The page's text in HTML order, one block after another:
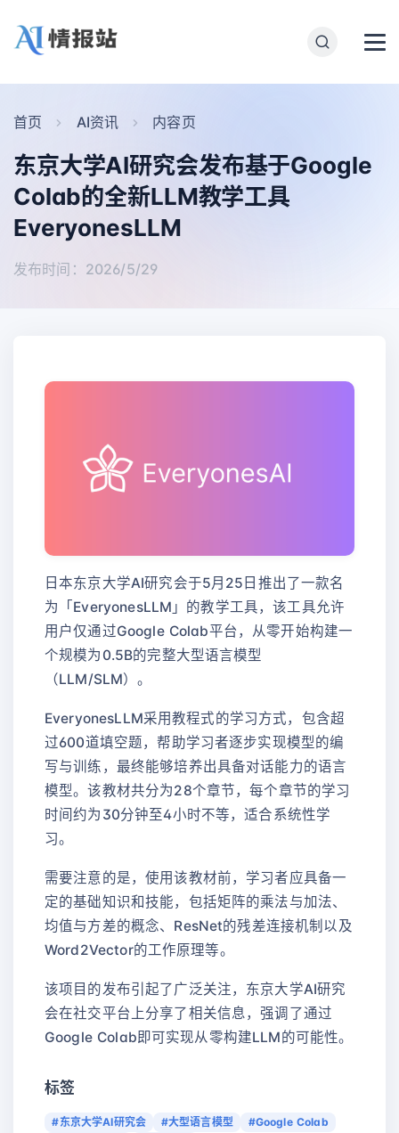
首页 AI资讯 内容页
东京大学AI研究会发布基于Google
Colab的全新LLM教学工具
EveryonesLLM
发布时间：2026/5/29
日本东京大学AI研究会于5月25日推出了一款名
为「EveryonesLLM」的教学工具，该工具允许
用户仅通过Google Colab平台，从零开始构建一
个规模为0.5B的完整大型语言模型
（LLM/SLM）。
EveryonesLLM采用教程式的学习方式，包含超
过600道填空题，帮助学习者逐步实现模型的编
写与训练，最终能够培养出具备对话能力的语言
模型。该教材共分为28个章节，每个章节的学习
时间约为30分钟至4小时不等，适合系统性学
习。
需要注意的是，使用该教材前，学习者应具备一
定的基础知识和技能，包括矩阵的乘法与加法、
均值与方差的概念、ResNet的残差连接机制以及
Word2Vector的工作原理等。
该项目的发布引起了广泛关注，东京大学AI研究
会在社交平台上分享了相关信息，强调了通过
Google Colab即可实现从零构建LLM的可能性。
标签
#东京大学AI研究会 #大型语言模型
#Google Colab